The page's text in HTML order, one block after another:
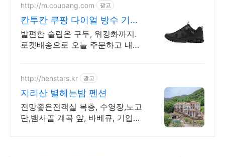
http://m.coupang.com 광고
칸투칸 쿠팡 다이얼 방수 기능
성
발편한 슬립온 구두, 워킹화까지.
로켓배송으로 오늘 주문하고 내일
길에 칸투칸과 함께!
http://henstars.kr 광고
지리산 별헤는밤 펜션
전망좋은전객실 복층, 수영장,노고
단,뱀사골 계곡 앞, 바베큐, 기업행